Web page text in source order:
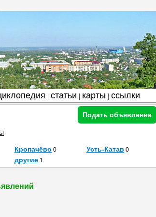
статьи карты ссылки
Подать объявление
Кропачёво 0 Усть-Катав 0
другие 1